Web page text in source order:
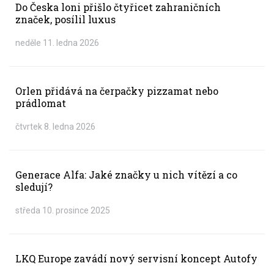
Do Česka loni přišlo čtyřicet zahraničních
značek, posílil luxus
neděle 11. ledna 2026
Orlen přidává na čerpačky pizzamat nebo
prádlomat
čtvrtek 8. ledna 2026
Generace Alfa: Jaké značky u nich vítězí a co
sledují?
středa 10. prosince 2025
LKQ Europe zavádí nový servisní koncept Autofy